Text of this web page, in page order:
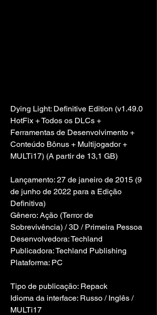
Dying Light: Definitive Edition (v1.49.0
HotFix + Todos os DLCs +
Ferramentas de Desenvolvimento +
Conteúdo Bônus + Multijogador +
MULTi17) (A partir de 13,1 GB)
Lançamento: 27 de janeiro de 2015 (9
de junho de 2022 para a Edição
Definitiva)
Gênero: Ação (Terror de
Sobrevivência) / 3D / Primeira Pessoa
Desenvolvedora: Techland
Publicadora: Techland Publishing
Plataforma: PC
Tipo de publicação: Repack
Idioma da interface: Russo / Inglês /
MULTi17